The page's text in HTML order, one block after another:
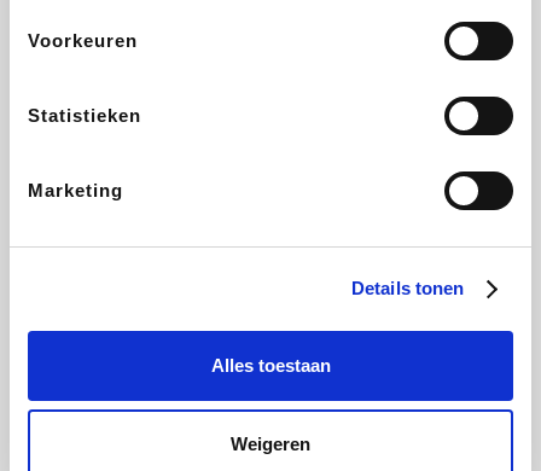
Voorkeuren
Statistieken
Marketing
Details tonen
Alles toestaan
Weigeren
CheapTickets.be DeubaXXL
Samsung My Jewellery Delonghi Tennis Point